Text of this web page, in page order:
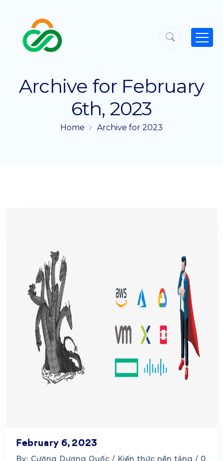
Archive for February
6th, 2023
Home Archive for 2023
February 6, 2023
By: Cường Dương Quốc / Kiến thức nền tảng / 0